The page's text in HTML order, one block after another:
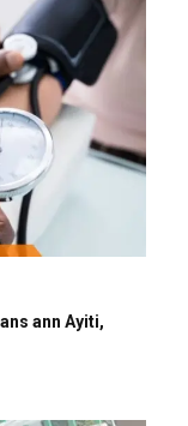
ann Ayiti,